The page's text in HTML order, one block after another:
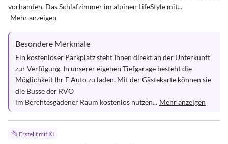
vorhanden. Das Schlafzimmer im alpinen LifeStyle mit...
Mehr anzeigen
Besondere Merkmale
Ein kostenloser Parkplatz steht Ihnen direkt an der Unterkunft
zur Verfügung. In unserer eigenen Tiefgarage besteht die
Möglichkeit Ihr E Auto zu laden. Mit der Gästekarte können sie
die Busse der RVO
im Berchtesgadener Raum kostenlos nutzen... Mehr anzeigen
Erstellt mit KI